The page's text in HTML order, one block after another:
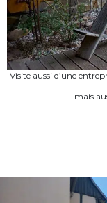
Visite aussi d’une
mais